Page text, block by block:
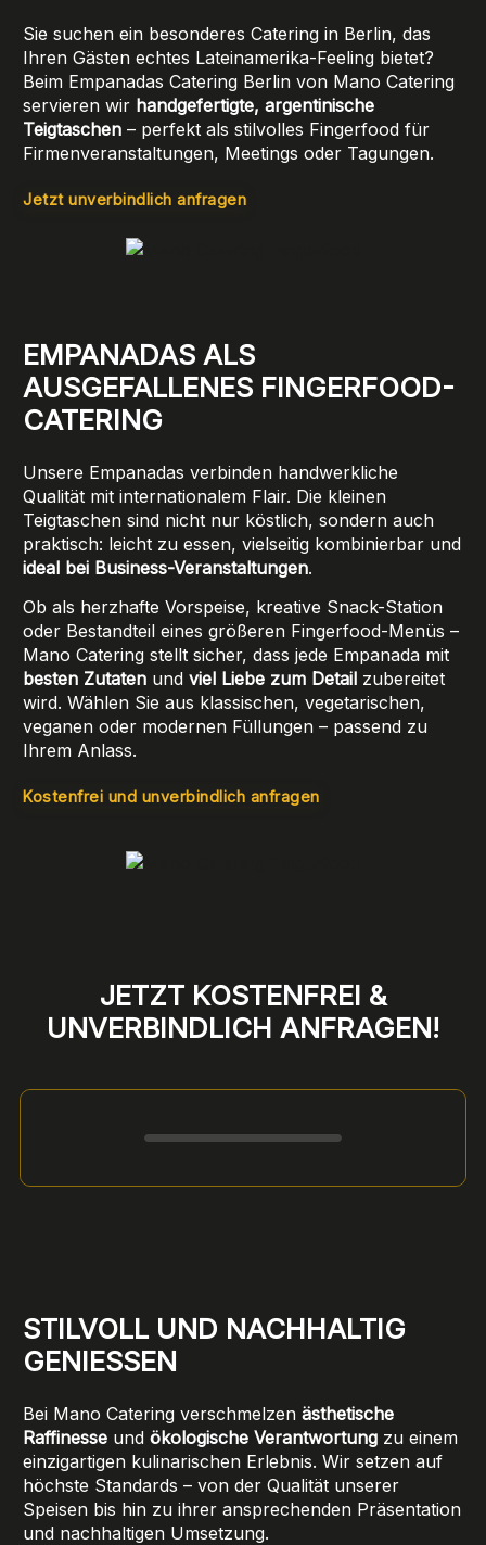
Sie suchen ein besonderes Catering in Berlin, das
Ihren Gästen echtes Lateinamerika-Feeling bietet?
Beim Empanadas Catering Berlin von Mano Catering
servieren wir handgefertigte, argentinische
Teigtaschen – perfekt als stilvolles Fingerfood für
Firmenveranstaltungen, Meetings oder Tagungen.
Jetzt unverbindlich anfragen
EMPANADAS ALS
AUSGEFALLENES FINGERFOOD-
CATERING
Unsere Empanadas verbinden handwerkliche
Qualität mit internationalem Flair. Die kleinen
Teigtaschen sind nicht nur köstlich, sondern auch
praktisch: leicht zu essen, vielseitig kombinierbar und
ideal bei Business-Veranstaltungen.
Ob als herzhafte Vorspeise, kreative Snack-Station
oder Bestandteil eines größeren Fingerfood-Menüs –
Mano Catering stellt sicher, dass jede Empanada mit
besten Zutaten und viel Liebe zum Detail zubereitet
wird. Wählen Sie aus klassischen, vegetarischen,
veganen oder modernen Füllungen – passend zu
Ihrem Anlass.
Kostenfrei und unverbindlich anfragen
JETZT KOSTENFREI &
UNVERBINDLICH ANFRAGEN!
STILVOLL UND NACHHALTIG
GENIESSEN
Bei Mano Catering verschmelzen ästhetische
Raffinesse und ökologische Verantwortung zu einem
einzigartigen kulinarischen Erlebnis. Wir setzen auf
höchste Standards – von der Qualität unserer
Speisen bis hin zu ihrer ansprechenden Präsentation
und nachhaltigen Umsetzung.